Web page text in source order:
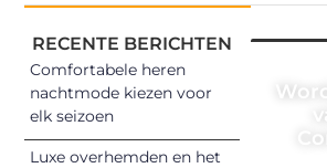
RECENTE BERICHTEN
Comfortabele heren
nachtmode kiezen voor
elk seizoen
Luxe overhemden en het